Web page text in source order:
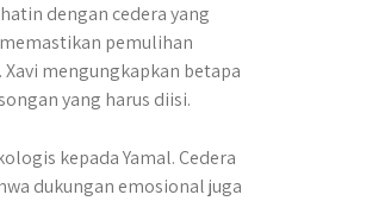
dengan cedera yang
pemulihan
mengungkapkan betapa
yang harus diisi.
kepada Yamal. Cedera
dukungan emosional juga